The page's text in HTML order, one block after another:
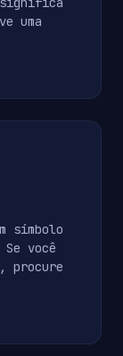
uma
símbolo
você
procure